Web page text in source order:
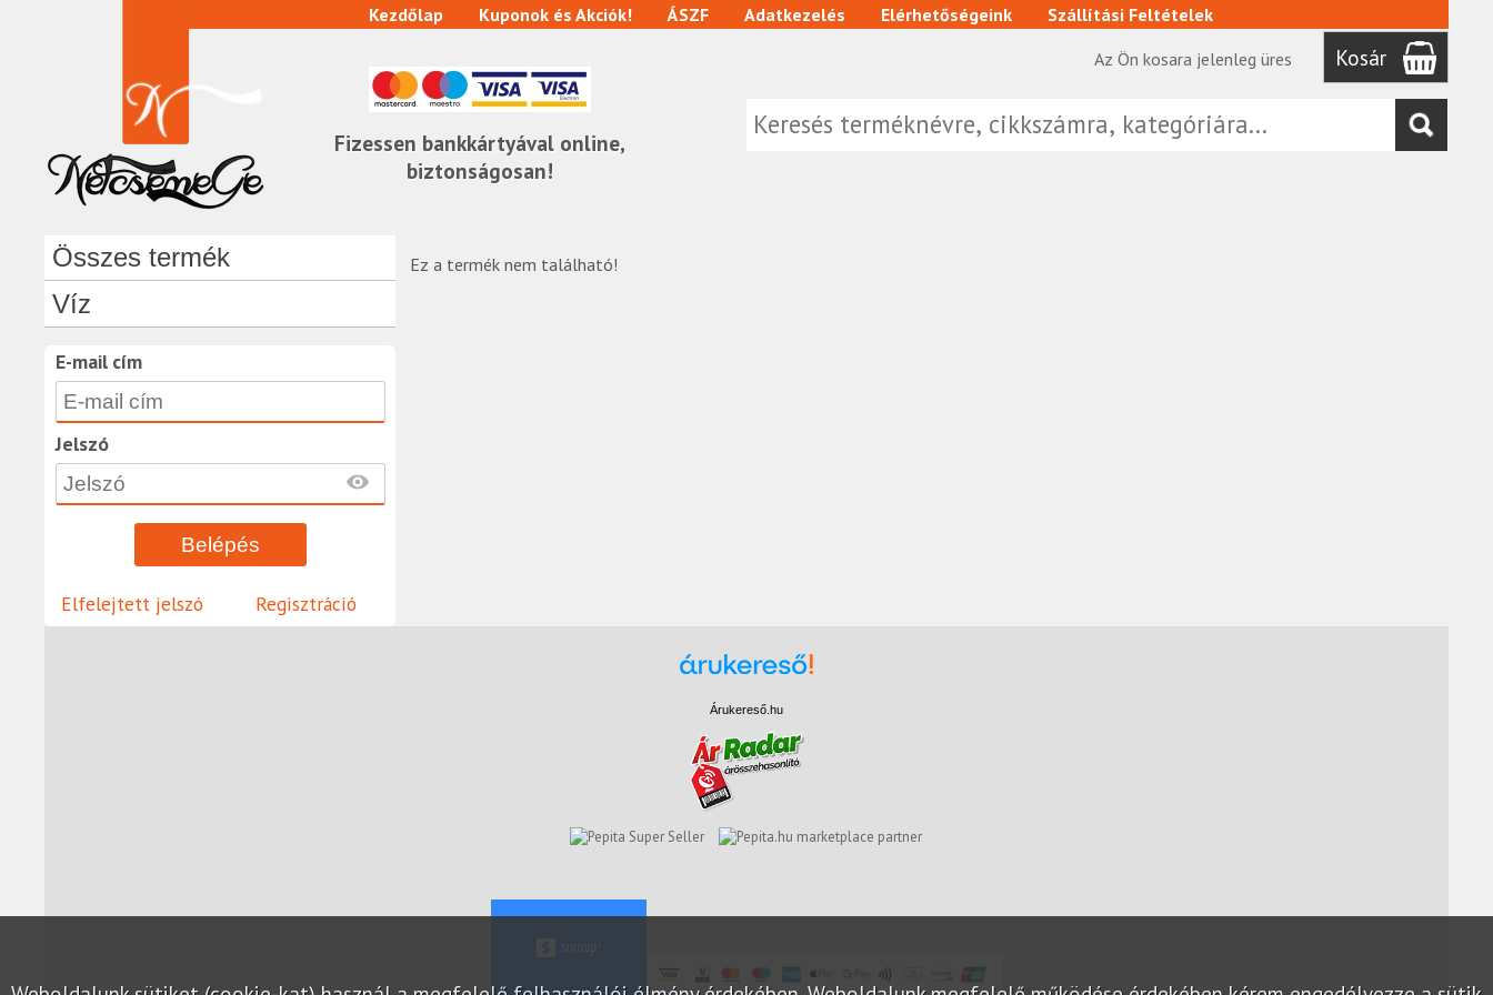
Fizessen bankkártyával online,
biztonságosan!
Kezdőlap Kuponok és Akciók! ÁSZF Adatkezelés Elérhetőségeink
Szállítási Feltételek
Az Ön kosara jelenleg üres
Kosár
Összes termék
Víz
E-mail cím
Jelszó
Elfelejtett jelszó Regisztráció
Ez a termék nem található!
Árukereső.hu
marketplace partner